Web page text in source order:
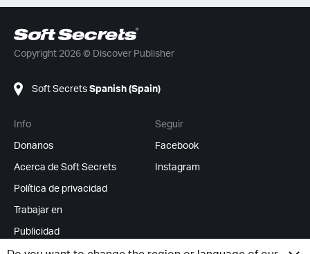
Copyright 2026 © Discover Publisher
Soft Secrets Spanish (Spain)
Info
Donanos
Acerca de Soft Secrets
Política de privacidad
Trabajar en
Publicidad
Seguir
Facebook
Instagram